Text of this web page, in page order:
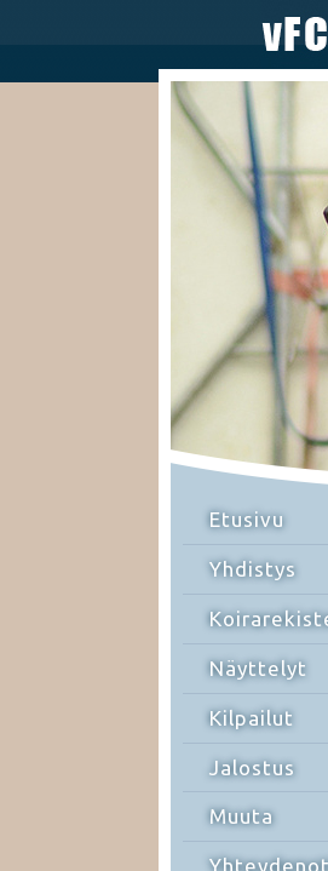
Etusivu
Yhdistys
Näyttelyt
Kilpailut
Jalostus
Muuta